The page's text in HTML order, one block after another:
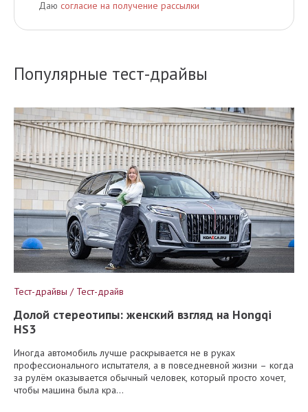
Даю согласие на получение рассылки
Популярные тест-драйвы
Тест-драйвы / Тест-драйв
Долой стереотипы: женский взгляд на Hongqi
HS3
Иногда автомобиль лучше раскрывается не в руках
профессионального испытателя, а в повседневной жизни – когда
за рулём оказывается обычный человек, который просто хочет,
чтобы машина была кра...